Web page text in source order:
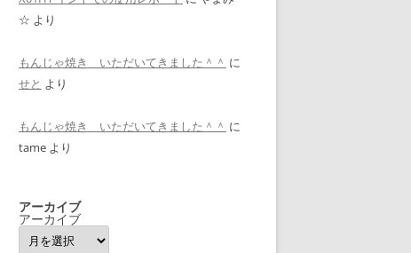
☆ より
もんじゃ焼き いただいてきました＾＾ に
せと より
もんじゃ焼き いただいてきました＾＾ に
tame より
アーカイブ
アーカイブ